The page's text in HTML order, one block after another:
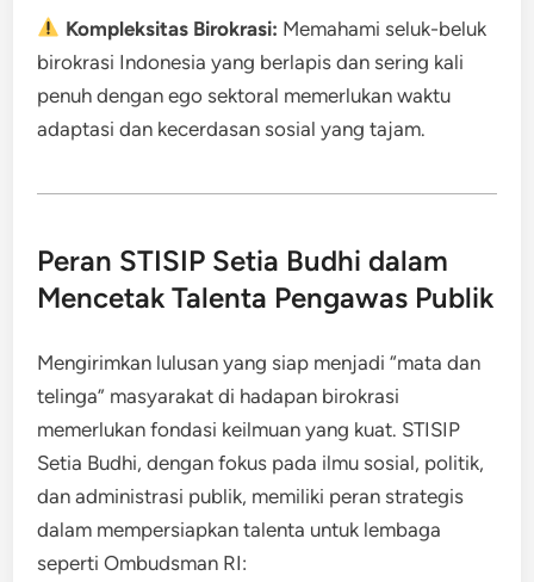
Kompleksitas Birokrasi: Memahami seluk-beluk
birokrasi Indonesia yang berlapis dan sering kali
penuh dengan ego sektoral memerlukan waktu
adaptasi dan kecerdasan sosial yang tajam.
Peran STISIP Setia Budhi dalam
Mencetak Talenta Pengawas Publik
Mengirimkan lulusan yang siap menjadi “mata dan
telinga” masyarakat di hadapan birokrasi
memerlukan fondasi keilmuan yang kuat. STISIP
Setia Budhi, dengan fokus pada ilmu sosial, politik,
dan administrasi publik, memiliki peran strategis
dalam mempersiapkan talenta untuk lembaga
seperti Ombudsman RI: